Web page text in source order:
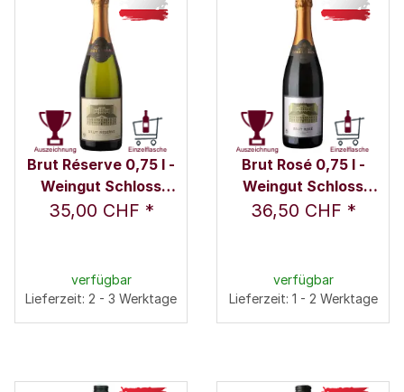
Brut Réserve 0,75 l -
Weingut Schloss
Gobelsburg
35,00 CHF *
verfügbar
Lieferzeit: 2 - 3 Werktage
Brut Rosé 0,75 l -
Weingut Schloss
Gobelsburg
36,50 CHF *
verfügbar
Lieferzeit: 1 - 2 Werktage